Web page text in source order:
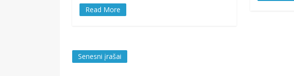
Read More
Navigacija
Senesni įrašai